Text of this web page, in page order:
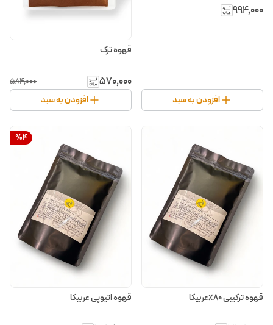
۹۹۴٬۰۰۰
افزودن به سبد
قهوه ترک
۵۷۰٬۰۰۰ ۵۸۴٬۰۰۰
افزودن به سبد
قهوه ترکیبی ۸۰٪عربیکا
%4
قهوه اتیوپی عربیکا